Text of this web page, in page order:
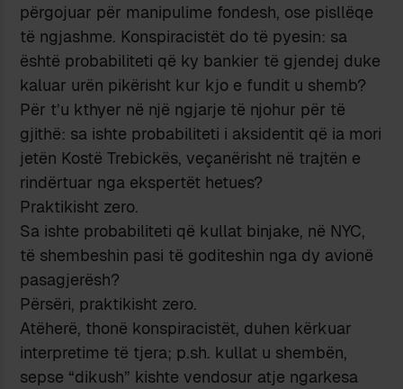
përgojuar për manipulime fondesh, ose pisllëqe
të ngjashme. Konspiracistët do të pyesin: sa
është probabiliteti që ky bankier të gjendej duke
kaluar urën pikërisht kur kjo e fundit u shemb?
Për t’u kthyer në një ngjarje të njohur për të
gjithë: sa ishte probabiliteti i aksidentit që ia mori
jetën Kostë Trebickës, veçanërisht në trajtën e
rindërtuar nga ekspertët hetues?
Praktikisht zero.
Sa ishte probabiliteti që kullat binjake, në NYC,
të shembeshin pasi të goditeshin nga dy avionë
pasagjerësh?
Përsëri, praktikisht zero.
Atëherë, thonë konspiracistët, duhen kërkuar
interpretime të tjera; p.sh. kullat u shembën,
sepse “dikush” kishte vendosur atje ngarkesa